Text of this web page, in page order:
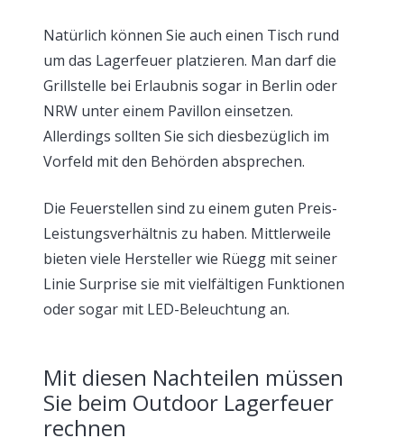
Natürlich können Sie auch einen Tisch rund
um das Lagerfeuer platzieren. Man darf die
Grillstelle bei Erlaubnis sogar in Berlin oder
NRW unter einem Pavillon einsetzen.
Allerdings sollten Sie sich diesbezüglich im
Vorfeld mit den Behörden absprechen.
Die Feuerstellen sind zu einem guten Preis-
Leistungsverhältnis zu haben. Mittlerweile
bieten viele Hersteller wie Rüegg mit seiner
Linie Surprise sie mit vielfältigen Funktionen
oder sogar mit LED-Beleuchtung an.
Mit diesen Nachteilen müssen
Sie beim Outdoor Lagerfeuer
rechnen